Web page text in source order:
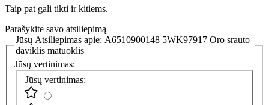
Taip pat gali tikti ir kitiems.
Parašykite savo atsiliepimą
Jūsų Atsiliepimas apie: A6510900148 5WK97917 Oro srauto
daviklis matuoklis
Jūsų vertinimas:
Jūsų vertinimas: